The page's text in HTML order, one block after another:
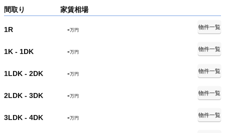
間取り 家賃相場
1R -万円
物件一覧
1K - 1DK -万円
物件一覧
1LDK - 2DK -万円
物件一覧
2LDK - 3DK -万円
物件一覧
3LDK - 4DK -万円
物件一覧